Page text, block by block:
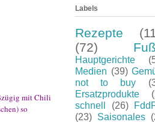
mit Chili
so
Labels
Rezepte
(72)
Hauptgerichte
Medien (39)
not to buy
Ersatzprodukte
schnell
(26)
(23) Saisonales